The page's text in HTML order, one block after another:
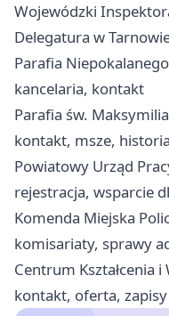
Wojewódzki
Delegatura w
Parafia
kancelaria, kontakt
Parafia św.
kontakt, msze, historia
Powiatowy Urząd
rejestracja, wsparcie
Komenda Miejska
komisariaty, sprawy
Centrum Kształcenia
kontakt, oferta, zapisy